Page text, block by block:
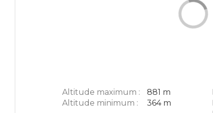
Altitude maximum :
881 m
Altitude minimum :
364 m